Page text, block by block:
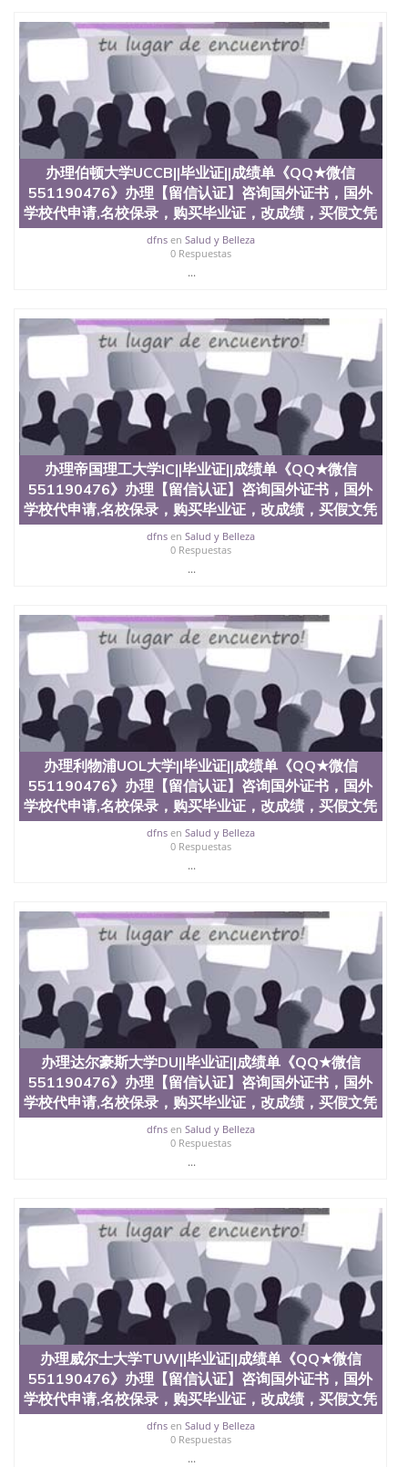
University）圣何塞州立大学（San Jose State
University）圣何塞州立大学（San Jose State
University）圣何塞州立大学学位证（San Jose State
University）圣何塞州立大学学位证（San Jose State
University）圣何塞州立大学结业证（San Jose State
University）圣何塞州立大学结业证（San Jose State
University）圣何塞州立大学结业证（San Jose State
University）圣何塞州立大学学位证（San Jose State
University）圣何塞州立大学学位证（San Jose State
University）圣何塞州立大学学历证书（San Jose
State University）圣何塞州立大学学历证书（San
Jose State University）圣何塞州立大学学历证书
（San Jose State University）澳洲读书未毕业找人做
文凭学位qq微信551190476澳洲读CQU中央昆士兰大
学学历 绩单购买学位证书/澳洲读本科硕士做文凭/购
业找人做文凭学位qq微信551190476澳洲读CQU中央
昆士兰大学学历成绩单购买学位证书/澳洲读本科硕
士做文凭/购买澳洲大学毕业证成绩单假文凭学历办
理维多利亚大学维大||毕业证||成绩单《QQ★微信
551190476》办理【留信认证】咨询国外证书，国外
学校代申请,名校保录，购买毕业证，改成绩，买假文
凭假学历假毕业证，【学历认证】咨询，国外证件遗
失补办，制作文凭，学历，回国找工作买学历，网上
购买文凭毕业证，办理各国各大学文凭(世界名校一对
一专业服务）录取通知书，雅思Victoria University
办理伯顿大学UCCB||毕业证||成绩单《QQ★微信
551190476》办理【留信认证】咨询国外证书，国外
学校代申请,名校保录，购买毕业证，改成绩，买假文凭
dfnsen Salud y Belleza
0 Respuestas
...
办理帝国理工大学IC||毕业证||成绩单《QQ★微信
551190476》办理【留信认证】咨询国外证书，国外
学校代申请,名校保录，购买毕业证，改成绩，买假文凭
dfnsen Salud y Belleza
0 Respuestas
...
办理利物浦UOL大学||毕业证||成绩单《QQ★微信
551190476》办理【留信认证】咨询国外证书，国外
学校代申请,名校保录，购买毕业证，改成绩，买假文凭
dfnsen Salud y Belleza
0 Respuestas
...
办理达尔豪斯大学DU||毕业证||成绩单《QQ★微信
551190476》办理【留信认证】咨询国外证书，国外
学校代申请,名校保录，购买毕业证，改成绩，买假文凭
dfnsen Salud y Belleza
0 Respuestas
...
办理威尔士大学TUW||毕业证||成绩单《QQ★微信
551190476》办理【留信认证】咨询国外证书，国外
学校代申请,名校保录，购买毕业证，改成绩，买假文凭
dfnsen Salud y Belleza
0 Respuestas
...